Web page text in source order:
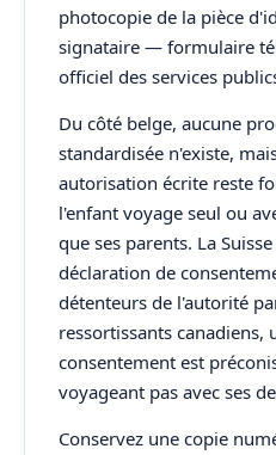
photocopie de la pièce
signataire — formulaire
officiel des services
Du côté belge, aucune
standardisée n'existe,
autorisation écrite reste
l'enfant voyage seul ou
que ses parents. La
déclaration de
détenteurs de l'autorité
ressortissants canadiens,
consentement est
voyageant pas avec ses
Conservez une copie